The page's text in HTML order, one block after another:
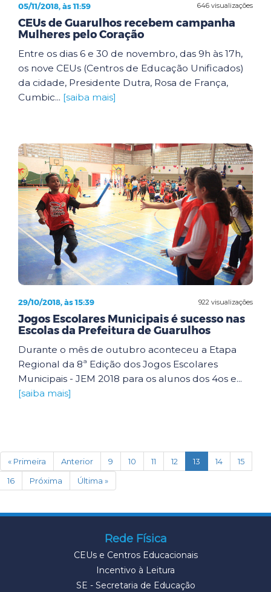
646 visualizações
05/11/2018, às 11:59
CEUs de Guarulhos recebem campanha
Mulheres pelo Coração
Entre os dias 6 e 30 de novembro, das 9h às 17h,
os nove CEUs (Centros de Educação Unificados)
da cidade, Presidente Dutra, Rosa de França,
Cumbic... [saiba mais]
922 visualizações
29/10/2018, às 15:39
Jogos Escolares Municipais é sucesso nas
Escolas da Prefeitura de Guarulhos
Durante o mês de outubro aconteceu a Etapa
Regional da 8ª Edição dos Jogos Escolares
Municipais - JEM 2018 para os alunos dos 4os e...
[saiba mais]
« Primeira Anterior 9 10 11 12 13 (current)
14
15
16
Próxima Última »
Rede Física
CEUs e Centros Educacionais
Incentivo à Leitura
SE - Secretaria de Educação